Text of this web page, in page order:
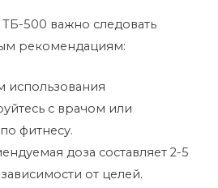
500 важно следовать
рекомендациям:
использования
с врачом или
фитнесу.
доза составляет 2-5
от целей.